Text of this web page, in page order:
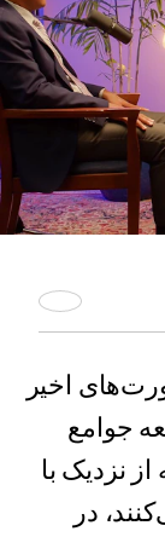
اخیر
جوامع
نزدیک با
در